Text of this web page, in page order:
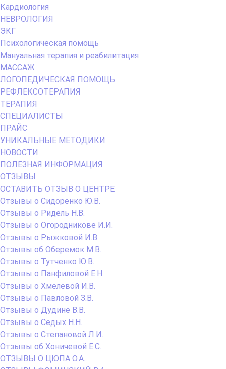
Кардиология
НЕВРОЛОГИЯ
ЭКГ
Психологическая помощь
Мануальная терапия и реабилитация
МАССАЖ
ЛОГОПЕДИЧЕСКАЯ ПОМОЩЬ
РЕФЛЕКСОТЕРАПИЯ
ТЕРАПИЯ
СПЕЦИАЛИСТЫ
ПРАЙС
УНИКАЛЬНЫЕ МЕТОДИКИ
НОВОСТИ
ПОЛЕЗНАЯ ИНФОРМАЦИЯ
ОТЗЫВЫ
ОСТАВИТЬ ОТЗЫВ О ЦЕНТРЕ
Отзывы о Сидоренко Ю.В.
Отзывы о Ридель Н.В.
Отзывы о Огородникове И.И.
Отзывы о Рыжковой И.В.
Отзывы об Оберемок М.В.
Отзывы о Тутченко Ю.В.
Отзывы о Панфиловой Е.Н.
Отзывы о Хмелевой И.В.
Отзывы о Павловой З.В.
Отзывы о Дудине В.В.
Отзывы о Седых Н.Н.
Отзывы о Степановой Л.И.
Отзывы об Хоничевой Е.С.
ОТЗЫВЫ О ЦЮПА О.А.